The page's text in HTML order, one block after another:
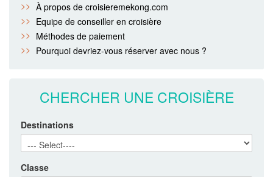
À propos de croisieremekong.com
Equipe de conseiller en croisière
Méthodes de paiement
Pourquoi devriez-vous réserver avec nous ?
CHERCHER UNE CROISIÈRE
Destinations
Classe